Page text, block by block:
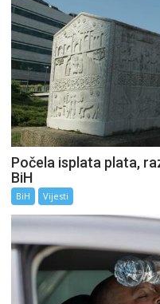
Počela isplata plata,
BiH
BiH Vijesti